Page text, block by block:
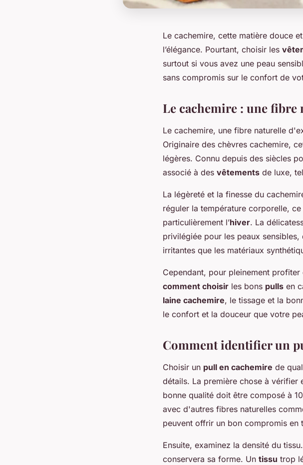
Le cachemire, cette matière douce
l’élégance. Pourtant, choisir les
surtout si vous avez une peau
sans compromis sur le confort de
Le cachemire : une
Le cachemire, une fibre naturelle
Originaire des chèvres cachemire,
légères. Connu depuis des siècles
associé à des vêtements de luxe,
La légèreté et la finesse du
réguler la température corporelle,
particulièrement l’hiver. La
privilégiée pour les peaux sensibles,
irritantes que les matériaux
Cependant, pour pleinement
comment choisir les bons pulls en
laine cachemire, le tissage et la
le confort et la douceur que votre
Comment identifier un
Choisir un pull en cachemire de
détails. La première chose à vérifier
bonne qualité doit être composé à
avec d'autres fibres naturelles
peuvent offrir un bon compromis en
Ensuite, examinez la densité du
conservera sa forme. Un tissu trop